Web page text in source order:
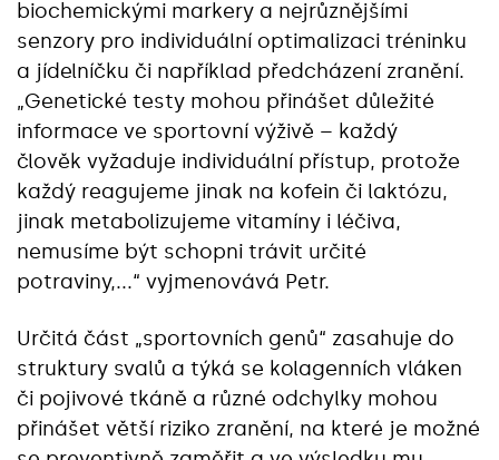
biochemickými markery a nejrůznějšími
senzory pro individuální optimalizaci tréninku
a jídelníčku či například předcházení zranění.
„Genetické testy mohou přinášet důležité
informace ve sportovní výživě – každý
člověk vyžaduje individuální přístup, protože
každý reagujeme jinak na kofein či laktózu,
jinak metabolizujeme vitamíny i léčiva,
nemusíme být schopni trávit určité
potraviny,...“ vyjmenovává Petr.
Určitá část „sportovních genů“ zasahuje do
struktury svalů a týká se kolagenních vláken
či pojivové tkáně a různé odchylky mohou
přinášet větší riziko zranění, na které je možné